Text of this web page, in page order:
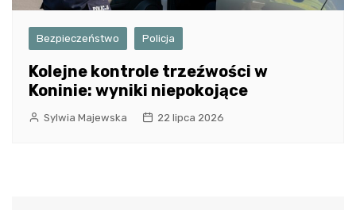
Bezpieczeństwo Policja
Kolejne kontrole trzeźwości w
Koninie: wyniki niepokojące
Sylwia Majewska 22 lipca 2026